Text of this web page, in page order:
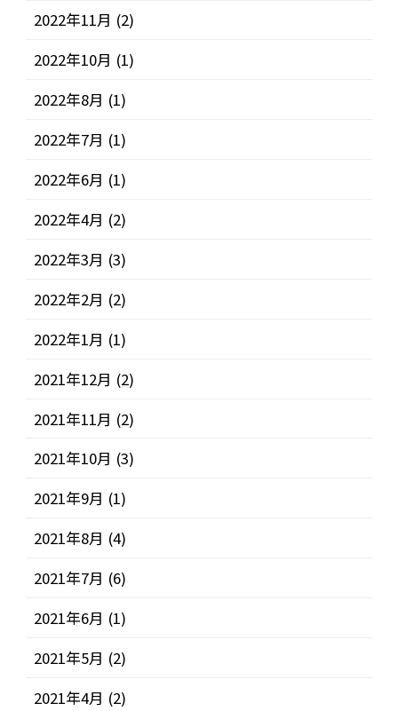
2022年11月 (2)
2022年10月 (1)
2022年8月 (1)
2022年7月 (1)
2022年6月 (1)
2022年4月 (2)
2022年3月 (3)
2022年2月 (2)
2022年1月 (1)
2021年12月 (2)
2021年11月 (2)
2021年10月 (3)
2021年9月 (1)
2021年8月 (4)
2021年7月 (6)
2021年6月 (1)
2021年5月 (2)
2021年4月 (2)